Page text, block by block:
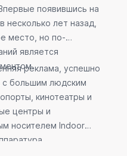
появившись на
лет назад,
место, но по-
является
реклама, успешно
большим людским
кинотеатры и
центры и
носителем Indoor